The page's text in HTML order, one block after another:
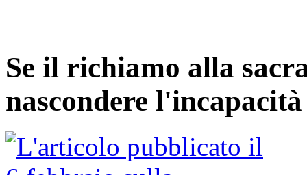
Se il richiamo alla
nascondere